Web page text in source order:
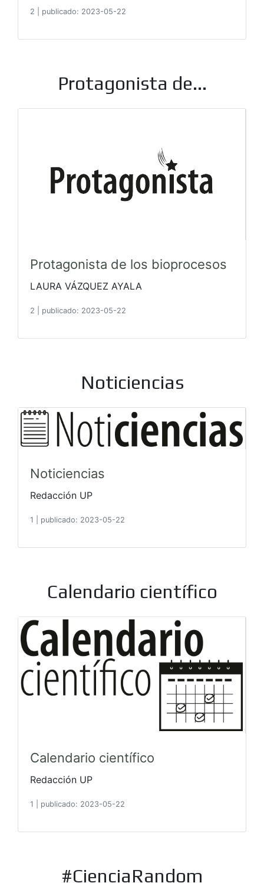
2 publicado: 2023-05-22
Protagonista de...
Protagonista de los bioprocesos
LAURA VÁZQUEZ AYALA
2 publicado: 2023-05-22
Noticiencias
Noticiencias
Redacción UP
1 publicado: 2023-05-22
Calendario científico
Calendario científico
Redacción UP
1 publicado: 2023-05-22
#CienciaRandom